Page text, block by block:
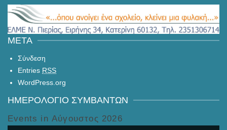
META
Σύνδεση
Entries RSS
WordPress.org
ΗΜΕΡΟΛΌΓΙΟ ΣΥΜΒΆΝΤΩΝ
Events in Αύγουστος 2026